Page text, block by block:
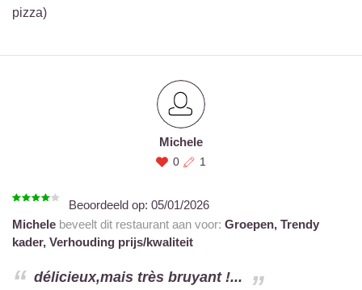
pizza)
Michele
0 1
Beoordeeld op: 05/01/2026
Michele beveelt dit restaurant aan voor: Groepen, Trendy
kader, Verhouding prijs/kwaliteit
délicieux,mais très bruyant !...